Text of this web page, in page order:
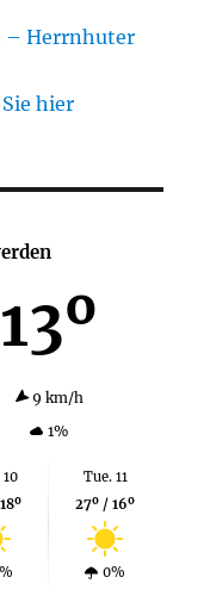
– Herrnhuter
hier
13º
9 km/h
1%
Tue. 11
27º / 16º
0%